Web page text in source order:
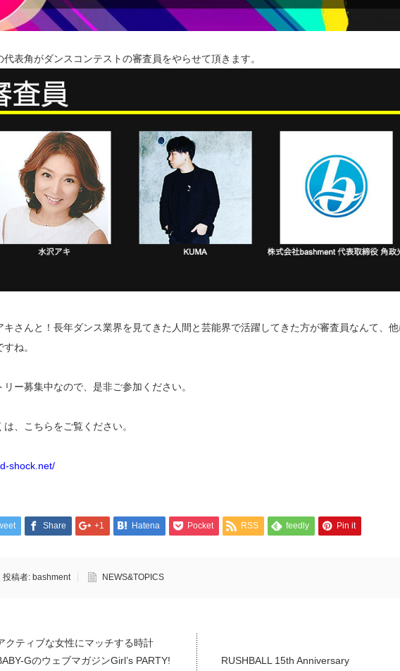
代表角がダンスコンテストの審査員をやらせて頂きます。
キさんと！長年ダンス業界を見てきた人間と芸能界で活躍してきた方が審査員なんて、他
ね。
リー募集中なので、是非ご参加ください。
は、こちらをご覧ください。
shock.net/
Share +1 Hatena Pocket RSS feedly Pin it
投稿者: bashment NEWS&TOPICS
クティブな女性にマッチする時計
GのウェブマガジンGirl’s PARTY!
RUSHBALL 15th Anniversary